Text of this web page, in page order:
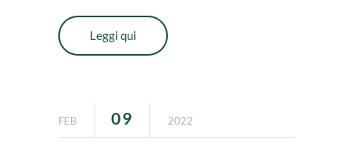
Leggi qui
FEB 09 2022